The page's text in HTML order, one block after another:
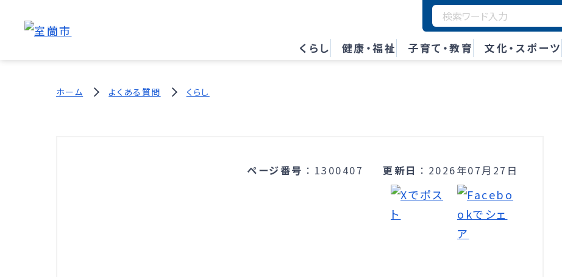
くらし 健康・福祉 子育て・教育 文化・スポーツ
ホーム よくある質問 くらし
ページ番号 1300407 更新日 2026年07月27日